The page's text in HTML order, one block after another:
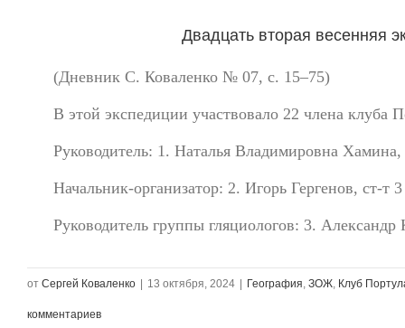
Двадцать вторая весенняя
(Дневник С. Коваленко № 07, с. 15–75)
В этой экспедиции участвовало 22 члена клуба
Руководитель: 1. Наталья Владимировна
Начальник-организатор: 2. Игорь Гергенов,
Руководитель группы гляциологов: 3.
от Сергей Коваленко 13 октября, 2024 География, ЗОЖ, Клуб
комментариев